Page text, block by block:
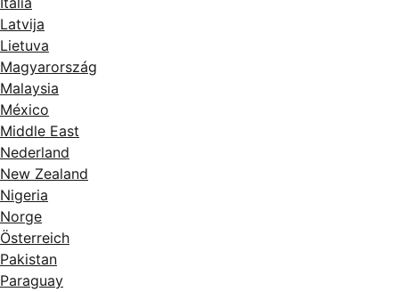
Latvija
Lietuva
Magyarország
Malaysia
México
Middle East
Nederland
New Zealand
Nigeria
Norge
Österreich
Pakistan
Paraguay